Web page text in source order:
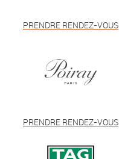
PRENDRE RENDEZ-VOUS
PRENDRE RENDEZ-VOUS